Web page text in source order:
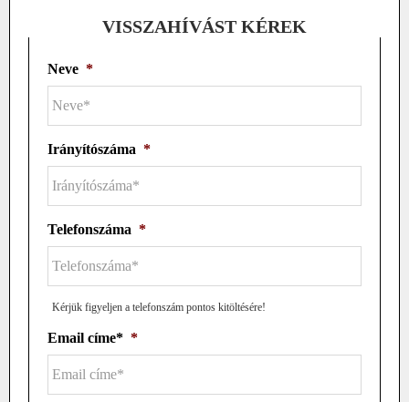
VISSZAHÍVÁST KÉREK
Neve *
Irányítószáma *
Telefonszáma *
Kérjük figyeljen a telefonszám pontos kitöltésére!
Email címe* *